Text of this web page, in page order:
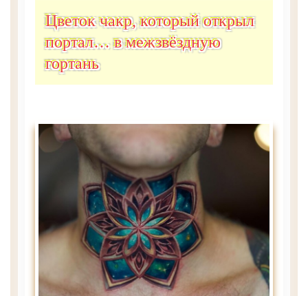
Цветок чакр, который открыл
портал… в межзвёздную
гортань